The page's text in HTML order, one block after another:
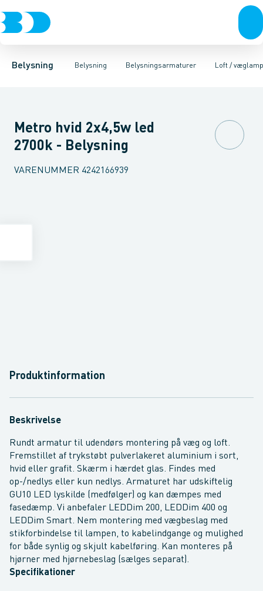
Belysning Belysning
Belysning Belysningsarmaturer
LyskilderBelysningsarmaturerLysstyringTilbehør tilLoft /
PendlerIndustriarmatur og halbelysningArmaturer for vej og
Metro hvid 2x4,5w led
2700k - Belysning
VARENUMMER 4242166939
Produktinformation
Beskrivelse
Rundt armatur til udendørs montering på væg og loft.
Fremstillet af trykstøbt pulverlakeret aluminium i sort,
hvid eller grafit. Skærm i hærdet glas. Findes med
op-/nedlys eller kun nedlys. Armaturet har udskiftelig
GU10 LED lyskilde (medfølger) og kan dæmpes med
fasedæmp. Vi anbefaler LEDDim 200, LEDDim 400 og
LEDDim Smart. Nem montering med vægbeslag med
stikforbindelse til lampen, to kabelindgange og mulighed
for både synlig og skjult kabelføring. Kan monteres på
hjørner med hjørnebeslag (sælges separat).
Specifikationer